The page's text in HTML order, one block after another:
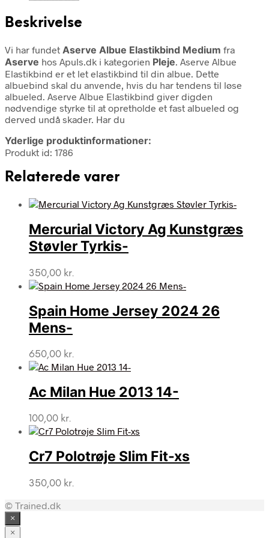
Beskrivelse
Vi har fundet Aserve Albue Elastikbind Medium fra
Aserve hos Apuls.dk i kategorien Pleje. Aserve Albue
Elastikbind er et let elastikbind til din albue. Dette
albuebind skal du anvende, hvis du har tendens til løse
albueled. Aserve Albue Elastikbind giver digden
nødvendige styrke til at opretholde et fast albueled og
derved undå skader. Har du
Yderlige produktinformationer:
Produkt id: 1786
Relaterede varer
Mercurial Victory Ag Kunstgræs
Støvler Tyrkis-
350,00 kr.
Spain Home Jersey 2024 26
Mens-
650,00 kr.
Ac Milan Hue 2013 14-
100,00 kr.
Cr7 Polotrøje Slim Fit-xs
350,00 kr.
© Trained.dk
×
×